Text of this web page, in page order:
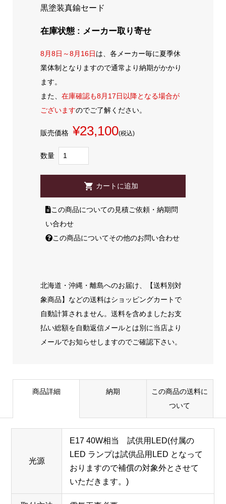
黒塗装真鍮セード
在庫状態 : メーカー取り寄せ
8月8日～8月16日は、各メーカー毎に夏季休
業体制となりますので通常より納期がかかり
ます。
また、 在庫確認も8月17日以降となる場合が
ございますのでご了解ください。
販売価格 ¥23,100(税込)
数量
この商品についての見積ご依頼・納期問
い合わせ
この商品についてその他のお問い合わせ
北海道・沖縄・離島へのお届け、【送料別対
象商品】などの送料はショッピングカートで
自動計算されません。送料を含めましたお支
払い総額を自動返信メールとは別に当店より
メールでお知らせしますのでご確認下さい。
商品詳細 納期
この商品の送料に
ついて
光源
E17 40W相当 試供用LED(付属の
LED ランプは試供品用LED となって
おりますので補償の対象外とさせて
いただきます。)